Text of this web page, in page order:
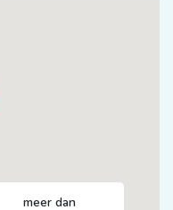
meer dan